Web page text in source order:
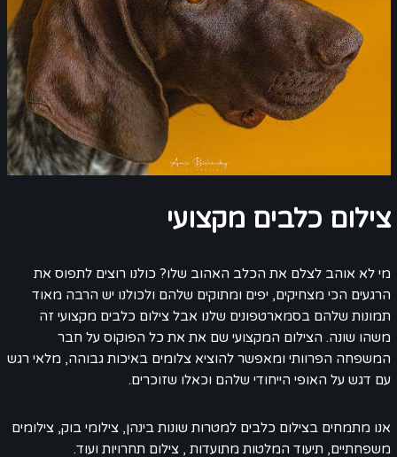
צילום כלבים מקצועי
מי לא אוהב לצלם את הכלב האהוב שלו? כולנו רוצים לתפוס את
הרגעים הכי מצחיקים, יפים ומתוקים שלהם ולכולנו יש הרבה מאוד
תמונות שלהם בסמארטפונים שלנו אבל צילום כלבים מקצועי זה
משהו שונה. הצילום המקצועי שם את את כל הפוקוס על חבר
המשפחה הפרוותי ומאפשר להוציא צלומים באיכות גבוהה, מלאי רגש
עם דגש על האופי הייחודי שלהם וכאלו שזוכרים.
אנו מתמחים בצילום כלבים למטרות שונות בינהן, צילומי בוק, צילומים
משפחתיים, תיעוד המלטות מתועדות , צילום תחרויות ועוד.